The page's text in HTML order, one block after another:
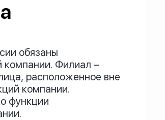
обязаны
компании. Филиал –
расположенное вне
компании.
функции